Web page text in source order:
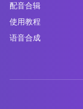
配音合辑
使用教程
语音合成